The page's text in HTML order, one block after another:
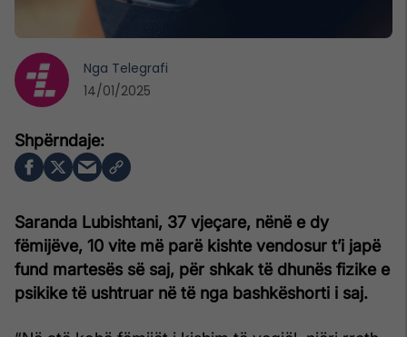
Saranda Lubishtani, 37 vjeçare, nënë e dy
fëmijëve, 10 vite më parë kishte vendosur t’i japë
fund martesës së saj, për shkak të dhunës fizike e
psikike të ushtruar në të nga bashkëshorti i saj.
Nga Telegrafi
14/01/2025